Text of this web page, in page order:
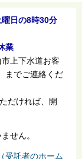
日の8時30分
業
上下水道お客
までご連絡くだ
だければ、開
せん。
受託者のホーム